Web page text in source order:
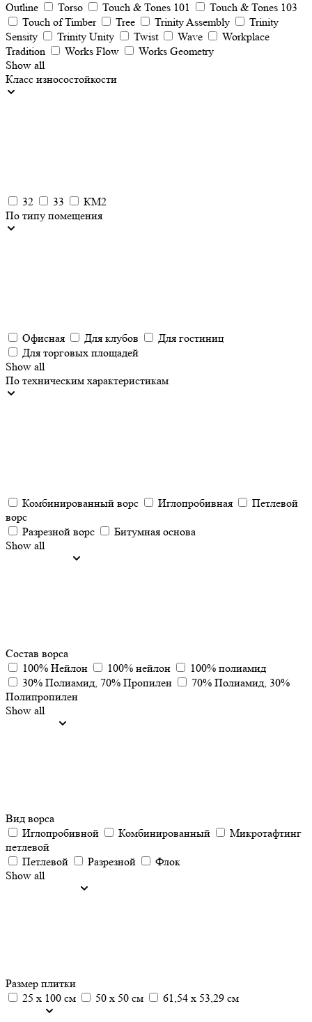
Outline
Torso Touch & Tones 101
Touch & Tones 103
Touch of Timber
Tree Trinity Assembly
Trinity
Sensity
Trinity Unity Twist Wave
Workplace
Tradition
Works Flow
Works Geometry
Show all
Класс износостойкости
32 33
КМ2
По типу помещения
Офисная Для клубов
Для гостиниц
Для торговых площадей
Show all
По техническим характеристикам
Комбинированный ворс Иглопробивная
Петлевой
ворс
Разрезной ворс
Битумная основа
Show all
Состав ворса
100% Нейлон
100% нейлон
100% полиамид
30% Полиамид, 70% Пропилен
70% Полиамид, 30%
Полипропилен
Show all
Вид ворса
Иглопробивной
Комбинированный
Микротафтинг
петлевой
Петлевой
Разрезной
Флок
Show all
Размер плитки
25 х 100 см
50 х 50 см 61,54 х 53,29 см